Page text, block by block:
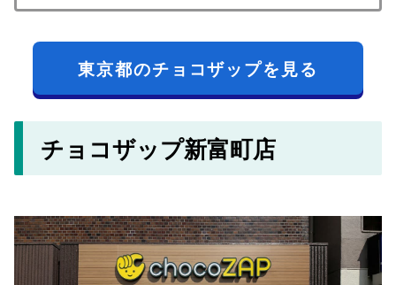
東京都のチョコザップを見る
チョコザップ新富町店